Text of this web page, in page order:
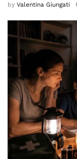
by Valentina Giungati